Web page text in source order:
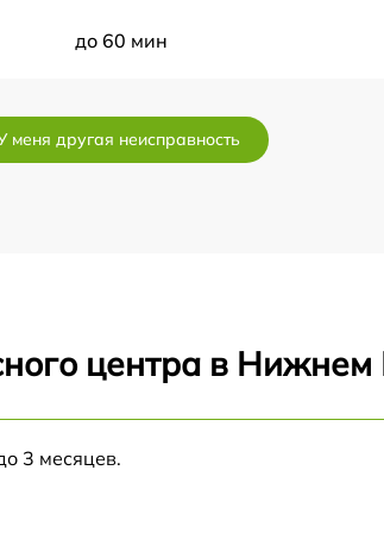
до 60 мин
до 60 мин
меня другая неисправность
центра в
3 месяцев.